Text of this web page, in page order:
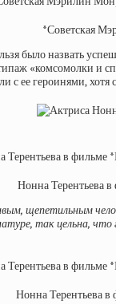
*Советская
было назвать
«комсомолки
с ее героинями,
Нонна Терентьева
щепетильным
так цельна,
Нонна Терентьева